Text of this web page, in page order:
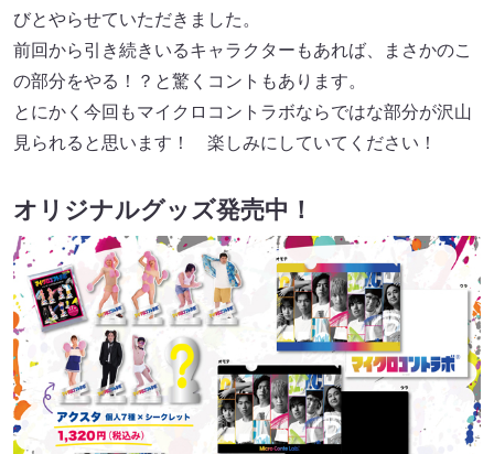
びとやらせていただきました。
前回から引き続きいるキャラクターもあれば、まさかのこ
の部分をやる！？と驚くコントもあります。
とにかく今回もマイクロコントラボならではな部分が沢山
見られると思います！ 楽しみにしていてください！
オリジナルグッズ発売中！